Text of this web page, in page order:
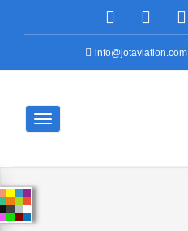
info@jotaviation.com